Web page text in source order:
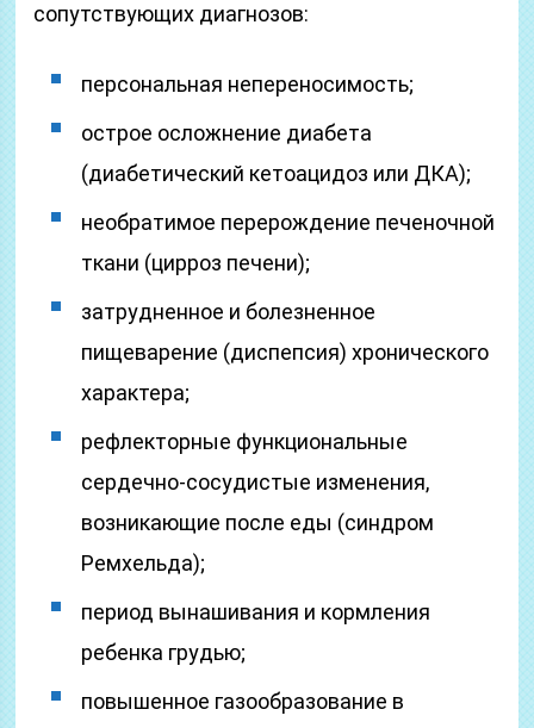
сопутствующих диагнозов:
персональная непереносимость;
острое осложнение диабета
(диабетический кетоацидоз или ДКА);
необратимое перерождение печеночной
ткани (цирроз печени);
затрудненное и болезненное
пищеварение (диспепсия) хронического
характера;
рефлекторные функциональные
сердечно-сосудистые изменения,
возникающие после еды (синдром
Ремхельда);
период вынашивания и кормления
ребенка грудью;
повышенное газообразование в